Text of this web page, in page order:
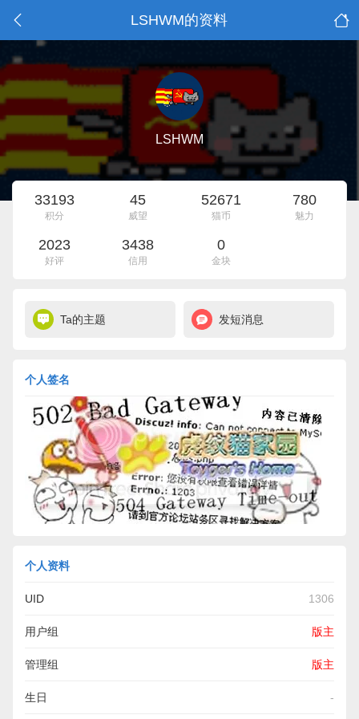
LSHWM的资料
LSHWM
33193
积分
45
威望
52671
猫币
780
魅力
2023
好评
3438
信用
0
金块
Ta的主题 发短消息
个人签名
个人资料
UID 1306
用户组 版主
管理组 版主
生日 -